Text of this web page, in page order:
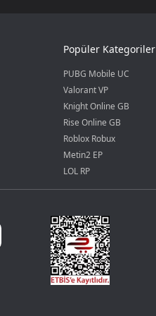
Popüler Kategoriler
PUBG Mobile UC
Valorant VP
Knight Online GB
Rise Online GB
Roblox Robux
Metin2 EP
LOL RP